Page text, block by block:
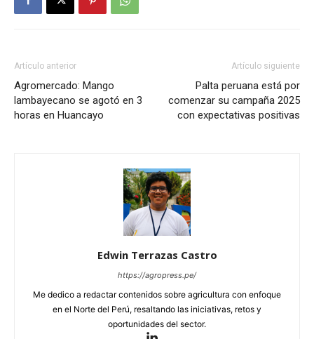
Artículo anterior
Agromercado: Mango
lambayecano se agotó en 3
horas en Huancayo
Artículo siguiente
Palta peruana está por
comenzar su campaña 2025
con expectativas positivas
Edwin Terrazas Castro
https://agropress.pe/
Me dedico a redactar contenidos sobre agricultura con enfoque
en el Norte del Perú, resaltando las iniciativas, retos y
oportunidades del sector.